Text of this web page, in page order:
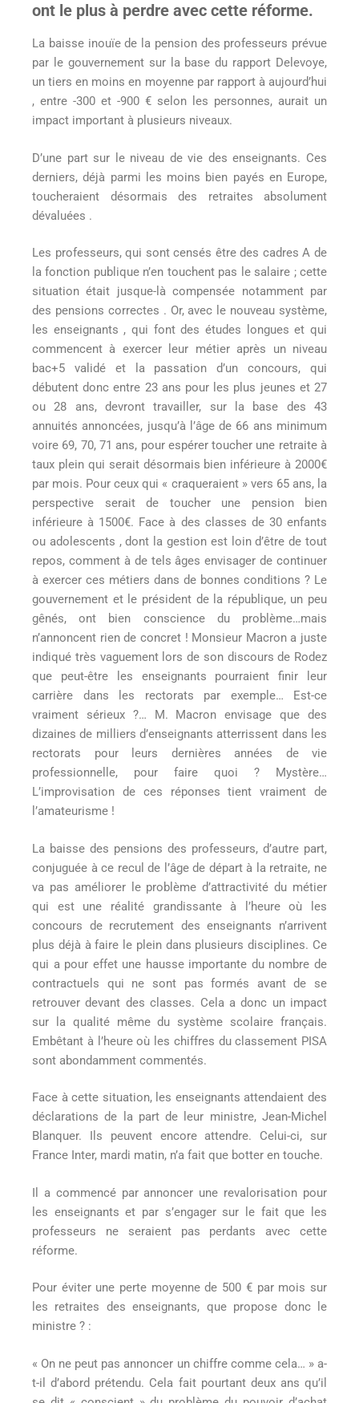
ont le plus à perdre avec cette réforme.
La baisse inouïe de la pension des professeurs prévue
par le gouvernement sur la base du rapport Delevoye,
un tiers en moins en moyenne par rapport à aujourd’hui
, entre -300 et -900 € selon les personnes, aurait un
impact important à plusieurs niveaux.
D’une part sur le niveau de vie des enseignants. Ces
derniers, déjà parmi les moins bien payés en Europe,
toucheraient désormais des retraites absolument
dévaluées .
Les professeurs, qui sont censés être des cadres A de
la fonction publique n’en touchent pas le salaire ; cette
situation était jusque-là compensée notamment par
des pensions correctes . Or, avec le nouveau système,
les enseignants , qui font des études longues et qui
commencent à exercer leur métier après un niveau
bac+5 validé et la passation d’un concours, qui
débutent donc entre 23 ans pour les plus jeunes et 27
ou 28 ans, devront travailler, sur la base des 43
annuités annoncées, jusqu’à l’âge de 66 ans minimum
voire 69, 70, 71 ans, pour espérer toucher une retraite à
taux plein qui serait désormais bien inférieure à 2000€
par mois. Pour ceux qui « craqueraient » vers 65 ans, la
perspective serait de toucher une pension bien
inférieure à 1500€. Face à des classes de 30 enfants
ou adolescents , dont la gestion est loin d’être de tout
repos, comment à de tels âges envisager de continuer
à exercer ces métiers dans de bonnes conditions ? Le
gouvernement et le président de la république, un peu
gênés, ont bien conscience du problème…mais
n’annoncent rien de concret ! Monsieur Macron a juste
indiqué très vaguement lors de son discours de Rodez
que peut-être les enseignants pourraient finir leur
carrière dans les rectorats par exemple… Est-ce
vraiment sérieux ?… M. Macron envisage que des
dizaines de milliers d’enseignants atterrissent dans les
rectorats pour leurs dernières années de vie
professionnelle, pour faire quoi ? Mystère…
L’improvisation de ces réponses tient vraiment de
l’amateurisme !
La baisse des pensions des professeurs, d’autre part,
conjuguée à ce recul de l’âge de départ à la retraite, ne
va pas améliorer le problème d’attractivité du métier
qui est une réalité grandissante à l’heure où les
concours de recrutement des enseignants n’arrivent
plus déjà à faire le plein dans plusieurs disciplines. Ce
qui a pour effet une hausse importante du nombre de
contractuels qui ne sont pas formés avant de se
retrouver devant des classes. Cela a donc un impact
sur la qualité même du système scolaire français.
Embêtant à l’heure où les chiffres du classement PISA
sont abondamment commentés.
Face à cette situation, les enseignants attendaient des
déclarations de la part de leur ministre, Jean-Michel
Blanquer. Ils peuvent encore attendre. Celui-ci, sur
France Inter, mardi matin, n’a fait que botter en touche.
Il a commencé par annoncer une revalorisation pour
les enseignants et par s’engager sur le fait que les
professeurs ne seraient pas perdants avec cette
réforme.
Pour éviter une perte moyenne de 500 € par mois sur
les retraites des enseignants, que propose donc le
ministre ? :
« On ne peut pas annoncer un chiffre comme cela… » a-
t-il d’abord prétendu. Cela fait pourtant deux ans qu’il